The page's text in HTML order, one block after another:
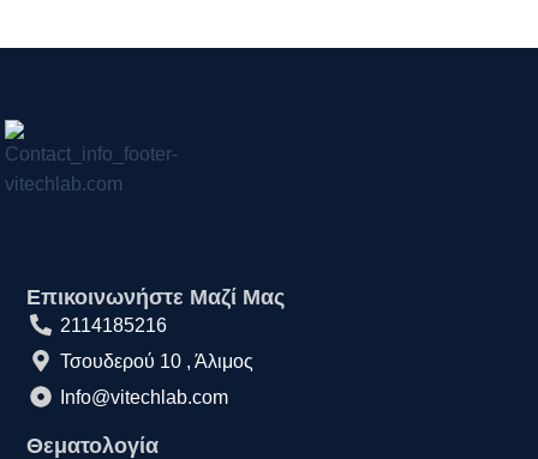
Θεματολογία
Επικοινωνήστε Μαζί Μας
2114185216
Τσουδερού 10 , Άλιμος
Info@vitechlab.com